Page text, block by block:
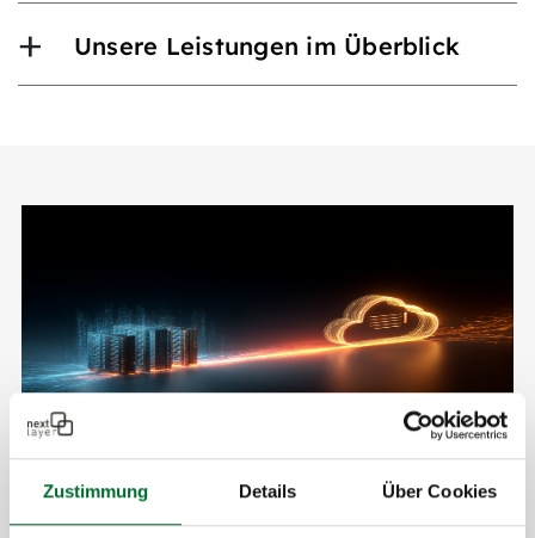
Zustimmung Details Über Cookies
Unsere Leistungen im Überblick
Ihre Vorteile mit next layer